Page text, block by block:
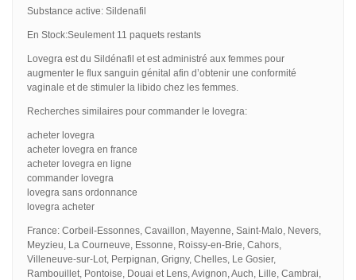
Substance active: Sildenafil
En Stock:Seulement 11 paquets restants
Lovegra est du Sildénafil et est administré aux femmes pour
augmenter le flux sanguin génital afin d’obtenir une conformité
vaginale et de stimuler la libido chez les femmes.
Recherches similaires pour commander le lovegra:
acheter lovegra
acheter lovegra en france
acheter lovegra en ligne
commander lovegra
lovegra sans ordonnance
lovegra acheter
France: Corbeil-Essonnes, Cavaillon, Mayenne, Saint-Malo, Nevers,
Meyzieu, La Courneuve, Essonne, Roissy-en-Brie, Cahors,
Villeneuve-sur-Lot, Perpignan, Grigny, Chelles, Le Gosier,
Rambouillet, Pontoise, Douai et Lens, Avignon, Auch, Lille, Cambrai,